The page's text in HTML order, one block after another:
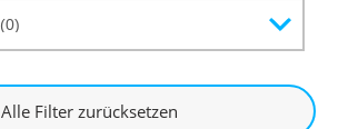
Alle Filter zurücksetzen